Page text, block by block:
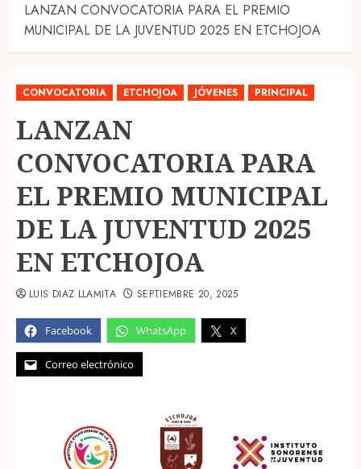
LANZAN CONVOCATORIA PARA EL PREMIO
MUNICIPAL DE LA JUVENTUD 2025 EN ETCHOJOA
CONVOCATORIA ETCHOJOA JÓVENES PRINCIPAL
LANZAN
CONVOCATORIA PARA
EL PREMIO MUNICIPAL
DE LA JUVENTUD 2025
EN ETCHOJOA
Facebook WhatsApp X
Correo electrónico
LUIS DIAZ LLAMITA SEPTIEMBRE 20, 2025